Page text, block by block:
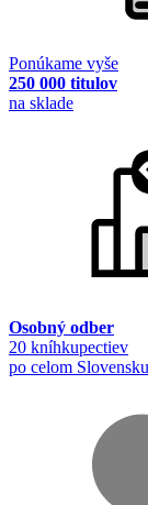
Ponúkame vyše
250 000 titulov
na sklade
Osobný odber
20 kníhkupectiev
po celom Slovensku